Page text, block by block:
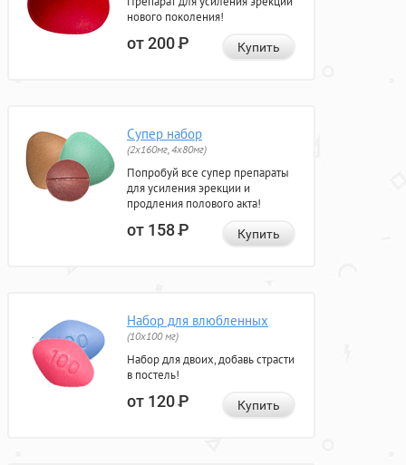
нового поколения!
от 200Р Купить
Супер набор
(2х160мг, 4х80мг)
Попробуй все супер препараты
для усиления эрекции и
продления полового акта!
от 158Р Купить
Набор для влюбленных
(10х100 мг)
Набор для двоих, добавь страсти
в постель!
от 120Р Купить